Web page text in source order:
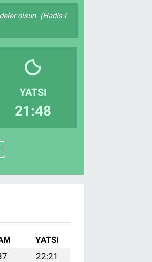
olsun. (Hadis-i
YATSI
21:48
YATSI
22:21